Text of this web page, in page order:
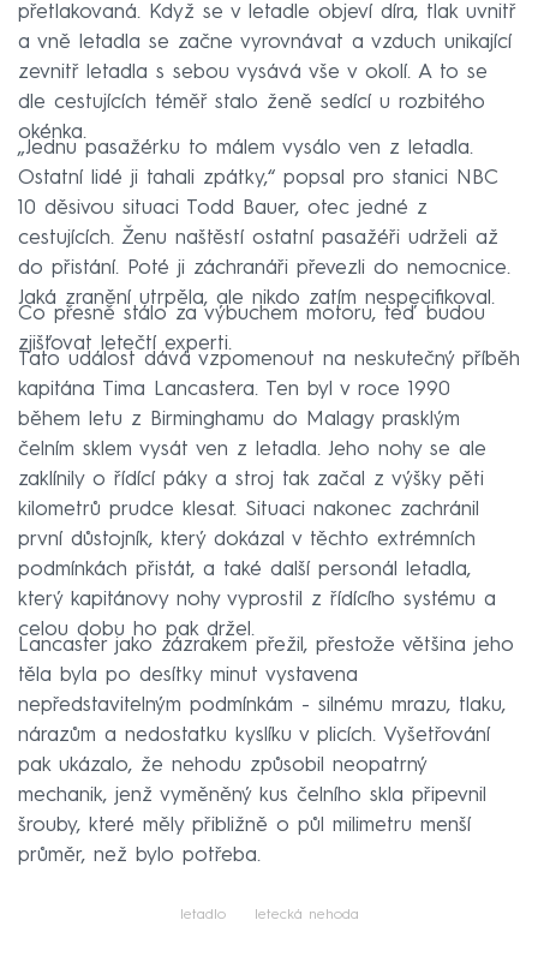
přetlakovaná. Když se v letadle objeví díra, tlak uvnitř
a vně letadla se začne vyrovnávat a vzduch unikající
zevnitř letadla s sebou vysává vše v okolí. A to se
dle cestujících téměř stalo ženě sedící u rozbitého
okénka.
„Jednu pasažérku to málem vysálo ven z letadla.
Ostatní lidé ji tahali zpátky,“ popsal pro stanici NBC
10 děsivou situaci Todd Bauer, otec jedné z
cestujících. Ženu naštěstí ostatní pasažéři udrželi až
do přistání. Poté ji záchranáři převezli do nemocnice.
Jaká zranění utrpěla, ale nikdo zatím nespecifikoval.
Co přesně stálo za výbuchem motoru, teď budou
zjišťovat letečtí experti.
Tato událost dává vzpomenout na neskutečný příběh
kapitána Tima Lancastera. Ten byl v roce 1990
během letu z Birminghamu do Malagy prasklým
čelním sklem vysát ven z letadla. Jeho nohy se ale
zaklínily o řídící páky a stroj tak začal z výšky pěti
kilometrů prudce klesat. Situaci nakonec zachránil
první důstojník, který dokázal v těchto extrémních
podmínkách přistát, a také další personál letadla,
který kapitánovy nohy vyprostil z řídícího systému a
celou dobu ho pak držel.
Lancaster jako zázrakem přežil, přestože většina jeho
těla byla po desítky minut vystavena
nepředstavitelným podmínkám - silnému mrazu, tlaku,
nárazům a nedostatku kyslíku v plicích. Vyšetřování
pak ukázalo, že nehodu způsobil neopatrný
mechanik, jenž vyměněný kus čelního skla připevnil
šrouby, které měly přibližně o půl milimetru menší
průměr, než bylo potřeba.
letadlo letecká nehoda